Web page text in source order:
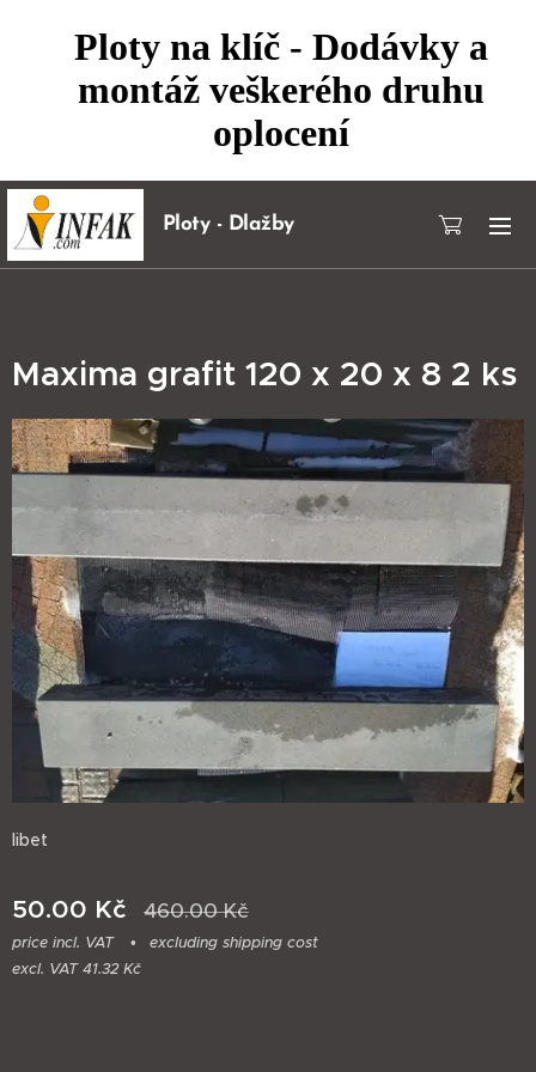
Ploty na klíč - Dodávky a
montáž veškerého druhu
oplocení
Ploty - Dlažby
Maxima grafit 120 x 20 x 8 2 ks
libet
50.00 Kč 460.00Kč
price incl. VAT
excluding shipping cost
excl. VAT 41.32 Kč